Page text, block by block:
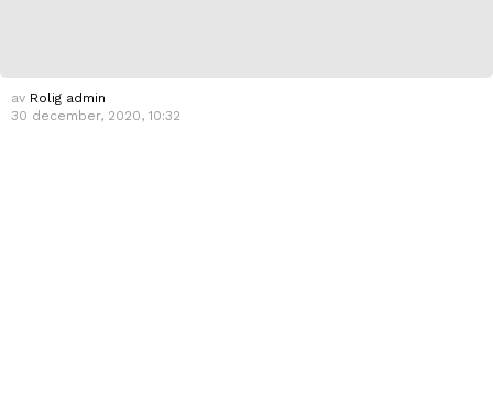
av Rolig admin
30 december, 2020, 10:32